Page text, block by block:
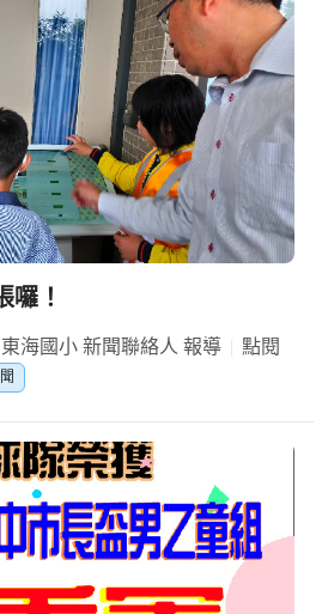
囉！
海國小 新聞聯絡人 報導
點閱